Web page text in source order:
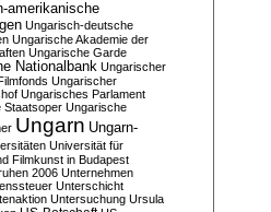
amerikanische
Ungarisch-deutsche
Ungarische Akademie der
Ungarische Garde
Nationalbank Ungarischer
Ungarischer
Ungarisches Parlament
Staatsoper Ungarische
Ungarn Ungarn-
Universität für
Filmkunst in Budapest
2006 Unternehmen
Unterschicht
Untersuchung Ursula